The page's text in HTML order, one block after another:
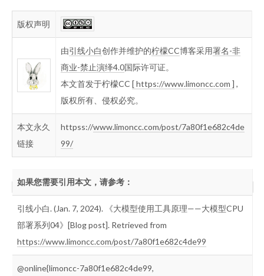
版权声明
由引线小白创作并维护的柠檬CC博客采用署名-非
商业-禁止演绎4.0国际许可证。
本文首发于柠檬CC [ https://www.limoncc.com ] ,
版权所有、侵权必究。
本文永久
链接
httpss://www.limoncc.com/post/7a80f1e682c4de
99/
如果您需要引用本文，请参考：
引线小白. (Jan. 7, 2024). 《大模型使用工具原理——大模型CPU
部署系列04》[Blog post]. Retrieved from
https://www.limoncc.com/post/7a80f1e682c4de99
@online{limoncc-7a80f1e682c4de99,